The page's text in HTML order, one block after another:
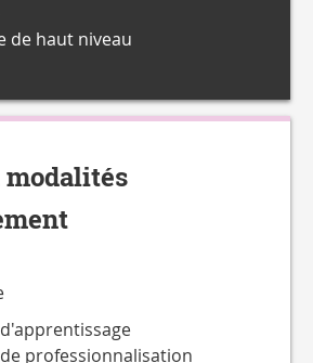
de haut niveau
professionnalisation